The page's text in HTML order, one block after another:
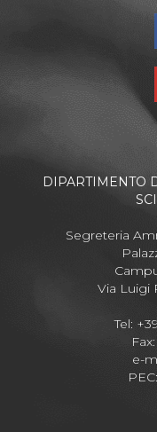
DIPARTIMENTO
Segreteria
Via Luigi
Tel:
e-